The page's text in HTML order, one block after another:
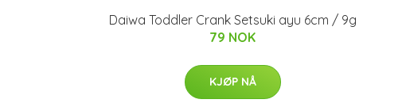
Daiwa Toddler Crank Setsuki ayu 6cm / 9g
79 NOK
KJØP NÅ